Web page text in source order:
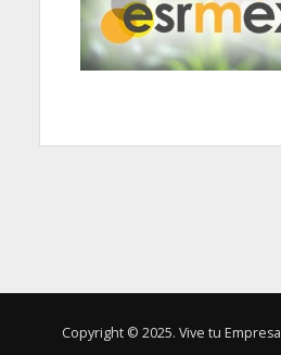
Copyright © 2025. Vive tu Empresa